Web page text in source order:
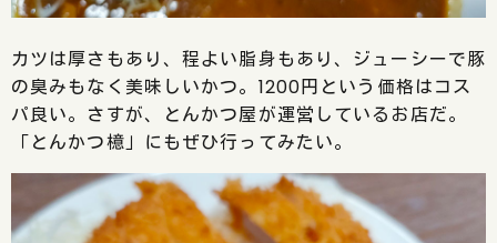
カツは厚さもあり、程よい脂身もあり、ジューシーで豚
の臭みもなく美味しいかつ。1200円という価格はコス
パ良い。さすが、とんかつ屋が運営しているお店だ。
「とんかつ檍」にもぜひ行ってみたい。